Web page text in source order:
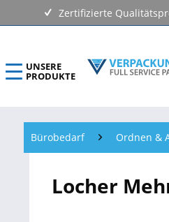
Zertifizierte
UNSERE
PRODUKTE
ECOLINE
Verpackungen Kartons
Versandtaschen &
Bürobedarf Ordnen &
Locher